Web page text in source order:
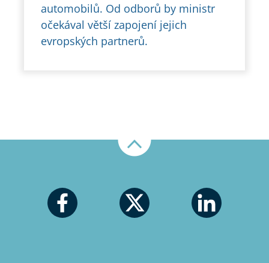
automobilů. Od odborů by ministr
očekával větší zapojení jejich
evropských partnerů.